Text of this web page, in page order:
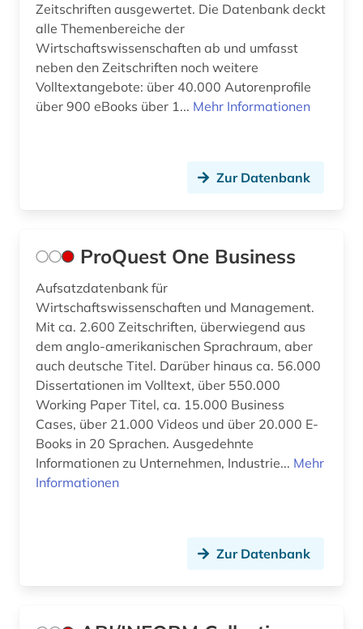
Zeitschriften ausgewertet. Die Datenbank deckt
alle Themenbereiche der
Wirtschaftswissenschaften ab und umfasst
neben den Zeitschriften noch weitere
Volltextangebote: über 40.000 Autorenprofile
über 900 eBooks über 1... Mehr Informationen
Zur Datenbank
ProQuest One Business
Aufsatzdatenbank für
Wirtschaftswissenschaften und Management.
Mit ca. 2.600 Zeitschriften, überwiegend aus
dem anglo-amerikanischen Sprachraum, aber
auch deutsche Titel. Darüber hinaus ca. 56.000
Dissertationen im Volltext, über 550.000
Working Paper Titel, ca. 15.000 Business
Cases, über 21.000 Videos und über 20.000 E-
Books in 20 Sprachen. Ausgedehnte
Informationen zu Unternehmen, Industrie... Mehr
Informationen
Zur Datenbank